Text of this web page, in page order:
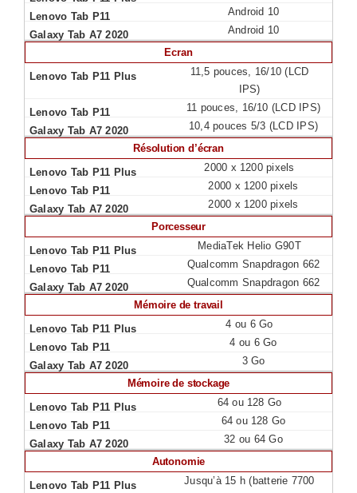
Android 10
Android 10
Ecran
11,5 pouces, 16/10 (LCD
IPS)
11 pouces, 16/10 (LCD IPS)
10,4 pouces 5/3 (LCD IPS)
Résolution d’écran
2000 x 1200 pixels
2000 x 1200 pixels
2000 x 1200 pixels
Porcesseur
MediaTek Helio G90T
Qualcomm Snapdragon 662
Qualcomm Snapdragon 662
Mémoire de travail
4 ou 6 Go
4 ou 6 Go
3 Go
Mémoire de stockage
64 ou 128 Go
64 ou 128 Go
32 ou 64 Go
Autonomie
Jusqu’à 15 h (batterie 7700